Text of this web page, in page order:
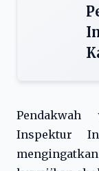
Inspektur